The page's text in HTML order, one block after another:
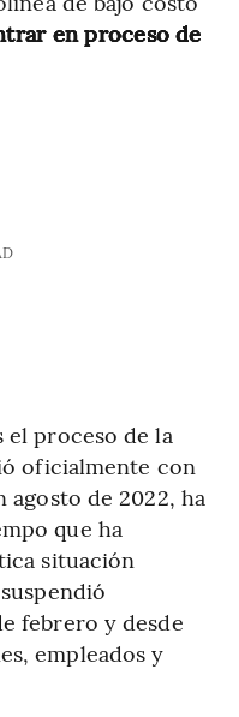
en proceso de
el proceso de la
oficialmente con
de 2022, ha
que ha
situación
febrero y desde
empleados y